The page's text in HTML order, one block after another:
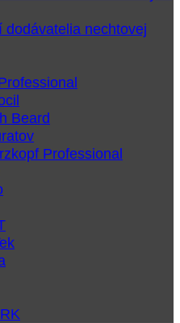
dodávatelia nechtovej
Beard
Professional